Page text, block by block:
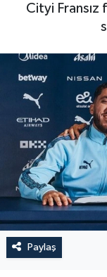
Cityi Fransız
Paylaş